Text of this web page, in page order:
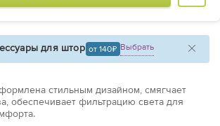
для штор от 140 Выбрать
стильным дизайном, смягчает
обеспечивает фильтрацию света для